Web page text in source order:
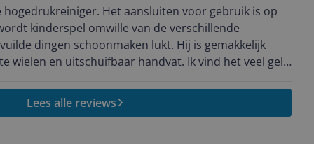
hogedrukreiniger. Het aansluiten voor gebruik is op
kinderspel omwille van de verschillende
uitschuifbaar handvat. Ik vind het veel geld
Lees alle reviews